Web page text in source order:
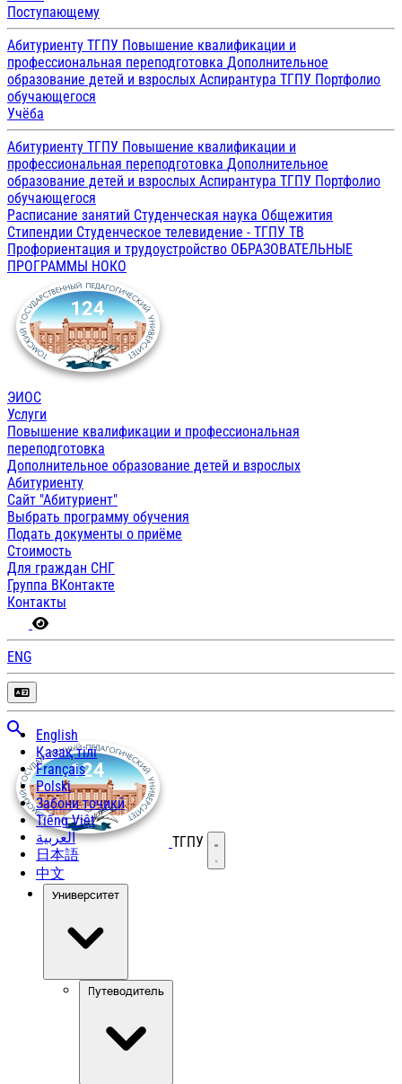
Поступающему
Абитуриенту ТГПУ Повышение квалификации и
профессиональная переподготовка Дополнительное
образование детей и взрослых Аспирантура ТГПУ Портфолио
обучающегося
Учёба
Абитуриенту ТГПУ Повышение квалификации и
профессиональная переподготовка Дополнительное
образование детей и взрослых Аспирантура ТГПУ Портфолио
обучающегося
Расписание занятий Студенческая наука Общежития
Стипендии Студенческое телевидение - ТГПУ ТВ
Профориентация и трудоустройство ОБРАЗОВАТЕЛЬНЫЕ
ПРОГРАММЫ НОКО
ЭИОС
Услуги
Повышение квалификации и профессиональная
переподготовка
Дополнительное образование детей и взрослых
Абитуриенту
Сайт "Абитуриент"
Выбрать программу обучения
Подать документы о приёме
Стоимость
Для граждан СНГ
Группа ВКонтакте
Контакты
ENG
English
Қазақ тілі
Français
Polski
Забони тоҷикӣ
Tiếng Việt
العربية
日本語
中文
ТГПУ Открыть меню
Университет
Путеводитель